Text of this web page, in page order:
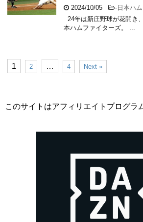
2024/10/05 -日本ハム
24年は新庄野球が花開き
本ハムファイターズ。 ...
1 2 … 4 Next »
このサイトはアフィリエイトプログラ